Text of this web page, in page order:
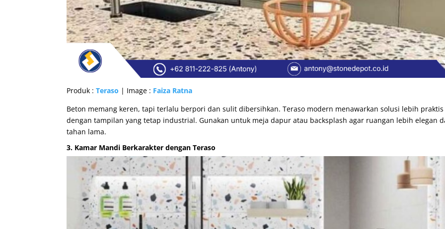
Produk :Teraso | Image : Faiza Ratna
Beton memang keren, tapi terlalu berpori dan sulit dibersihkan. Teraso modern menawarkan solusi lebih praktis
dengan tampilan yang tetap industrial. Gunakan untuk meja dapur atau backsplash agar ruangan lebih elegan
tahan lama.
3. Kamar Mandi Berkarakter dengan Teraso